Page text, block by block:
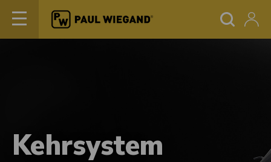
Kehrsystem